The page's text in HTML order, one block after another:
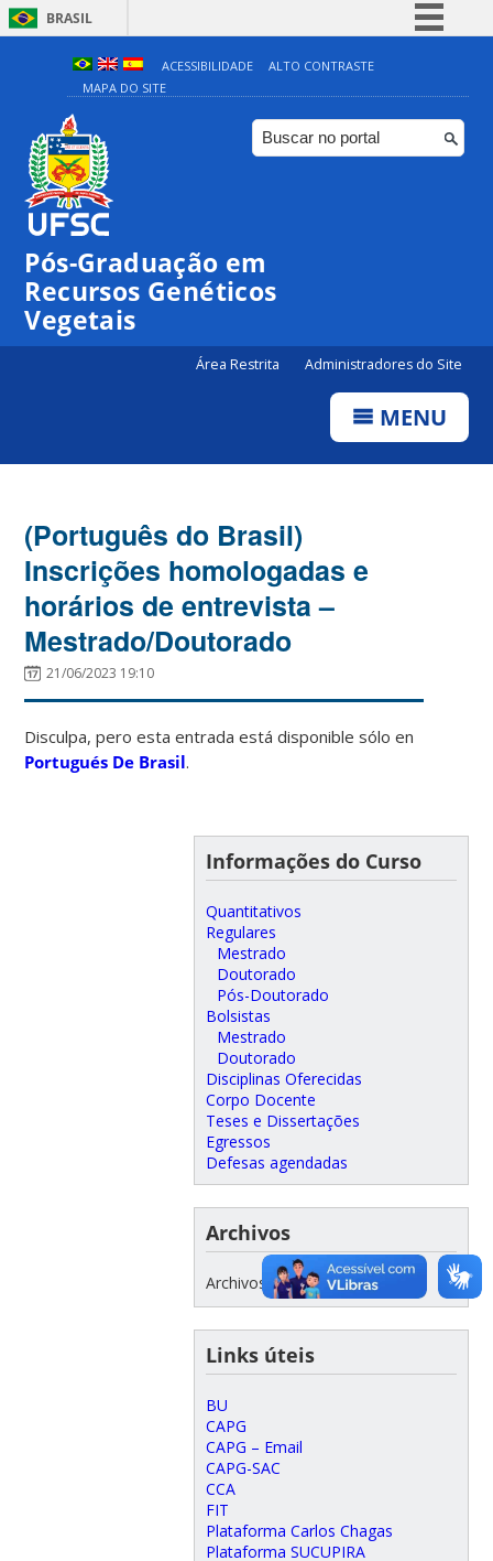
BRASIL
Simplifique!
Comunica BR
Participe
ACESSIBILIDADE
ALTO CONTRASTE
MAPA DO SITE
Pós-Graduação em
Recursos Genéticos
Vegetais
Área Restrita Administradores do Site
MENU
(Português do Brasil)
Inscrições homologadas e
horários de entrevista –
Mestrado/Doutorado
21/06/2023 19:10
Disculpa, pero esta entrada está disponible sólo en
Portugués De Brasil.
Informações do Curso
Quantitativos
Regulares
Mestrado
Doutorado
Pós-Doutorado
Bolsistas
Mestrado
Doutorado
Disciplinas Oferecidas
Corpo Docente
Teses e Dissertações
Egressos
Defesas agendadas
Archivos
Archivos
Links úteis
BU
CAPG
CAPG – Email
CAPG-SAC
CCA
FIT
Plataforma Carlos Chagas
Plataforma SUCUPIRA